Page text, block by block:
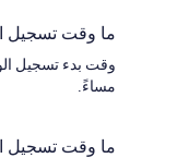
ما وقت تسجيل
مساءً.
ما وقت تسجيل